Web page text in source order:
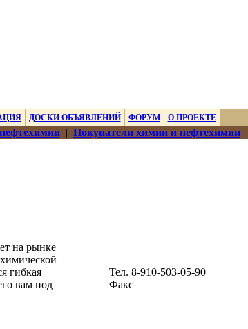
ДОСКИ ОБЪЯВЛЕНИЙ ФОРУМ О ПРОЕКТЕ
| Покупатели химии и нефтехимии|
на рынке
гибкая
вам под
Тел. 8-910-503-05-90
Факс